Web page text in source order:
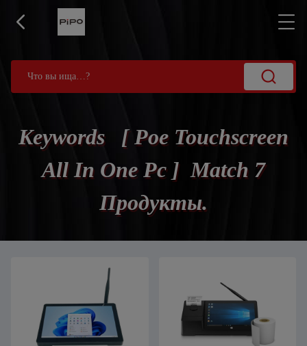
Keywords [ Poe Touchscreen
All In One Pc ] Match 7
Продукты.